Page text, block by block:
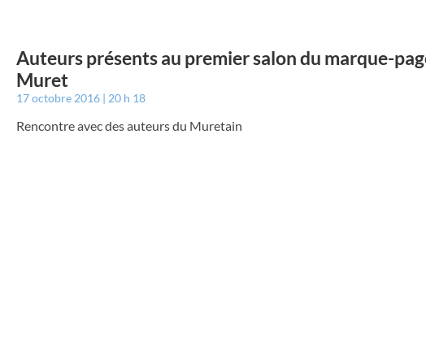
Auteurs présents au premier salon du marque-
Muret
17 octobre 2016 20 h 18
Rencontre avec des auteurs du Muretain